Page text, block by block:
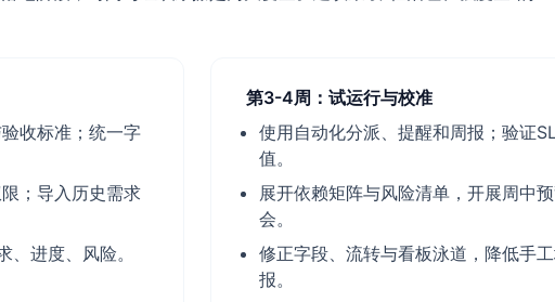
收标准；统一字
；导入历史需求
进度、风险。
第3-4周：试运行与校准
使用自动化分派、提醒和周报；验证
值。
展开依赖矩阵与风险清单，开展周中
会。
修正字段、流转与看板泳道，降低手
报。